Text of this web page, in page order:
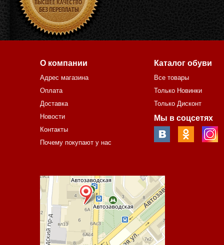
О компании
Адрес магазина
Оплата
Доставка
Новости
Контакты
Почему покупают у нас
Каталог обуви
Все товары
Только Новинки
Только Дисконт
Мы в соцсетях